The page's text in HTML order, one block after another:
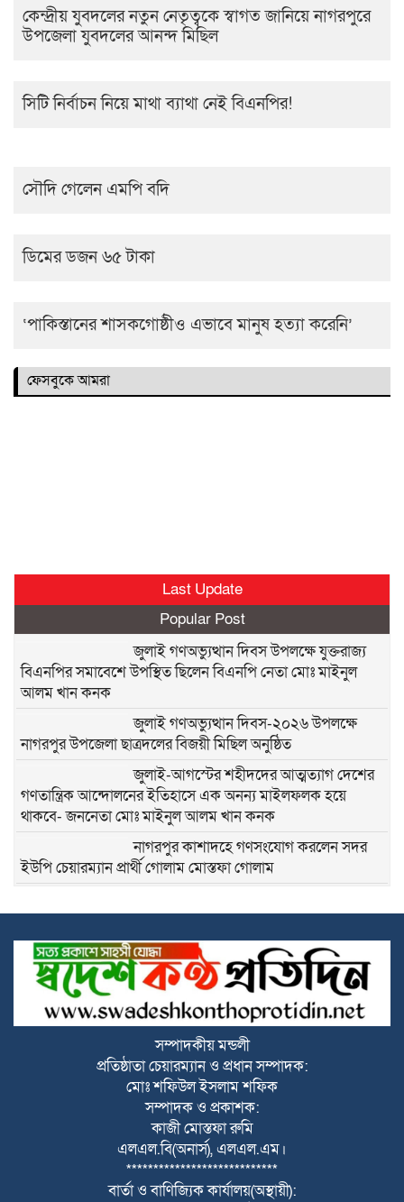
কেন্দ্রীয় যুবদলের নতুন নেতৃত্বকে স্বাগত জানিয়ে নাগরপুরে
উপজেলা যুবদলের আনন্দ মিছিল
সিটি নির্বাচন নিয়ে মাথা ব্যাথা নেই বিএনপির!
সৌদি গেলেন এমপি বদি
ডিমের ডজন ৬৫ টাকা
‘পাকিস্তানের শাসকগোষ্ঠীও এভাবে মানুষ হত্যা করেনি’
ফেসবুকে আমরা
Last Update
Popular Post
জুলাই গণঅভ্যুত্থান দিবস উপলক্ষে যুক্তরাজ্য
বিএনপির সমাবেশে উপস্থিত ছিলেন বিএনপি নেতা মোঃ মাইনুল
আলম খান কনক
জুলাই গণঅভ্যুত্থান দিবস-২০২৬ উপলক্ষে
নাগরপুর উপজেলা ছাত্রদলের বিজয়ী মিছিল অনুষ্ঠিত
জুলাই-আগস্টের শহীদদের আত্মত্যাগ দেশের
গণতান্ত্রিক আন্দোলনের ইতিহাসে এক অনন্য মাইলফলক হয়ে
থাকবে- জননেতা মোঃ মাইনুল আলম খান কনক
নাগরপুর কাশাদহে গণসংযোগ করলেন সদর
ইউপি চেয়ারম্যান প্রার্থী গোলাম মোস্তফা গোলাম
ইউপি চেয়ারম্যান প্রার্থী গোলাম মোস্তফা গোলাম
নাগরপুরে স্বল্পমূল্যে খাদ্য শস্য বিতরণ কেন্দ্র
হতে খাদ্য বান্ধব কর্মসূচির শুভ উদ্বোধন করলেন
সংসদ সদস্য মোঃ রবিউল আওয়াল লাভলু
নাগরপুরে উন্নত শিক্ষার পরিবেশ গড়তে চার
শিক্ষা প্রতিষ্ঠানে নতুন ভবনের শুভ উদ্বোধন
করলেন সংসদ সদস্য মোঃ রবিউল আওয়াল
লাভলু
নাগরপুরে সদ্য যোগদানকৃত উপজেলা নির্বাহী
অফিসার এর পরিচিতি ও মতবিনিময় অনুষ্ঠিত
সম্পাদকীয় মন্ডলী
প্রতিষ্ঠাতা চেয়ারম্যান ও প্রধান সম্পাদক:
মোঃ শফিউল ইসলাম শফিক
সম্পাদক ও প্রকাশক:
কাজী মোস্তফা রুমি
এলএল.বি(অনার্স), এলএল.এম।
****************************
বার্তা ও বাণিজ্যিক কার্যালয়(অস্থায়ী):